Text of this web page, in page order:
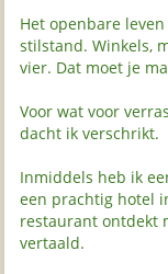
Het openbare
stilstand. Winkels,
vier. Dat moet je
Voor wat voor
dacht ik verschrikt.
Inmiddels heb ik
een prachtig hotel
restaurant ontdekt
vertaald.